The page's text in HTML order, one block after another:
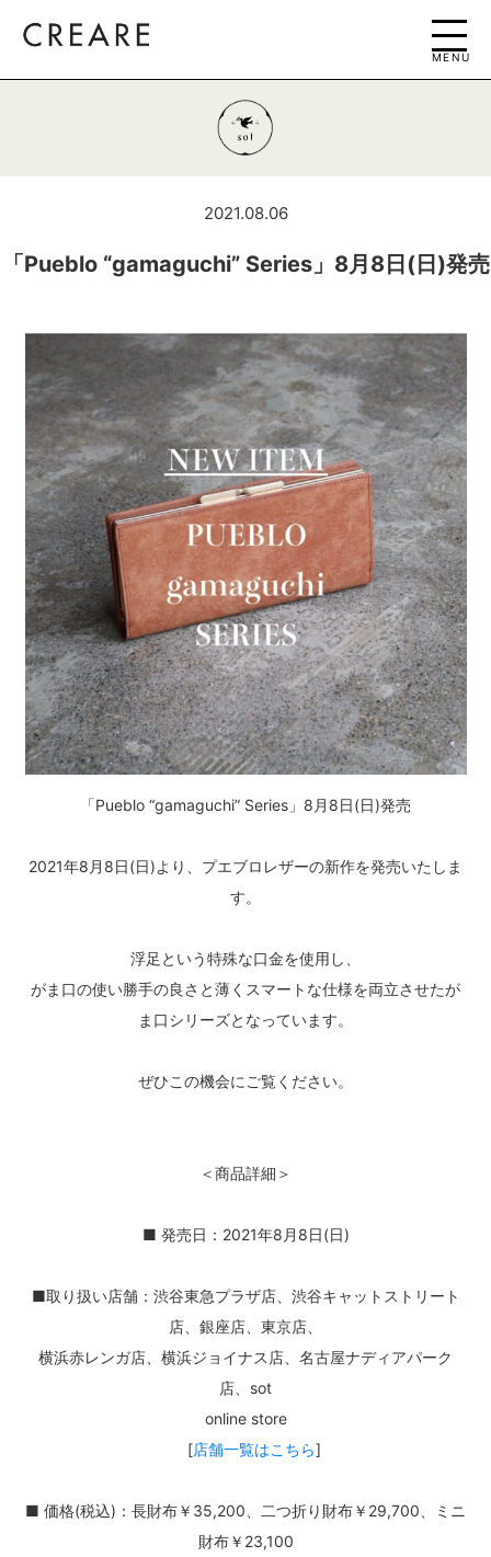
MENU
2021.08.06
「Pueblo “gamaguchi” Series」8月8日(日)発売
「Pueblo “gamaguchi” Series」8月8日(日)発売
2021年8月8日(日)より、プエブロレザーの新作を発売いたしま
す。
浮足という特殊な口金を使用し、
がま口の使い勝手の良さと薄くスマートな仕様を両立させたが
ま口シリーズとなっています。
ぜひこの機会にご覧ください。
＜商品詳細＞
■ 発売日：2021年8月8日(日)
■取り扱い店舗：渋谷東急プラザ店、渋谷キャットストリート
店、銀座店、東京店、
横浜赤レンガ店、横浜ジョイナス店、名古屋ナディアパーク
店、sot
online store
[店舗一覧はこちら]
■ 価格(税込)：長財布￥35,200、二つ折り財布￥29,700、ミニ
財布￥23,100